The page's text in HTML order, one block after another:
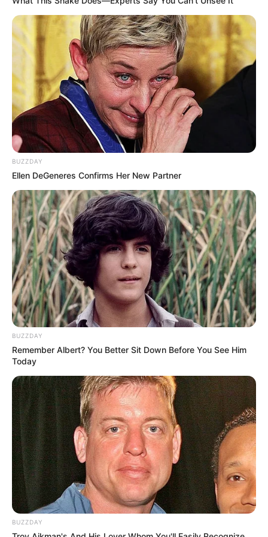
-10
Desconfie de ligações: qualquer contato por telefone ou
WhatsApp que mencione seu nome completo e peça confirmação
de dados ou códigos deve ser tratado como tentativa de golpe.
Ative a autenticação em dois fatores: no iFood e em qualquer
serviço que ofereça essa proteção adicional.
iFood, mas cheguem por canais não oficiais, devem ser ignoradas
— a empresa reforçou que comunica usuários apenas pelos canais
oficiais da plataforma.
VEJA TAMBÉM:
✳️Duas jovens influenciadoras morrem após mal súbito.
✳️3 brasileiras na lista das 100 mais poderosas do mundo.
✳️Estudo aponta: GPT-5 é perigoso para a saúde...
✳️O cão-guia que fala: a IA que mudará a vida de cegos.
De padaria à sala de aula de uma multinacional russa: Jhonatas.
Autor:Samuel Camêlo.
Fonte:JASB - Jornal dos Agentes de Saúde do Brasil
www.jasb.com.br.
Edição Geral: JASB.
Encaminhamento de denúncia ao JASB: Acesse aqui .
BUZZDAY
Ellen DeGeneres Confirms Her New Partner
BUZZDAY
Remember Albert? You Better Sit Down Before You See Him
Today
BUZZDAY